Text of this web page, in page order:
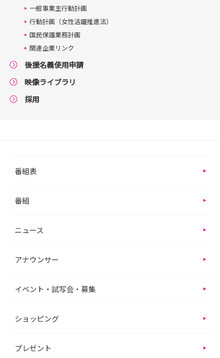
一般事業主行動計画
行動計画（女性活躍推進法）
国民保護業務計画
関連企業リンク
後援名義使用申請
映像ライブラリ
採用
番組表
番組
ニュース
アナウンサー
イベント・試写会・募集
ショッピング
プレゼント